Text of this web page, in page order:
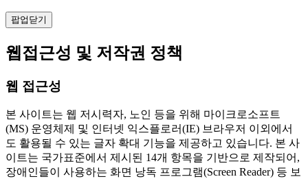
팝업닫기
웹접근성 및 저작권 정책
웹 접근성
본 사이트는 웹 저시력자, 노인 등을 위해 마이크로소프트
(MS) 운영체제 및 인터넷 익스플로러(IE) 브라우저 이외에서
도 활용될 수 있는 글자 확대 기능을 제공하고 있습니다. 본 사
이트는 국가표준에서 제시된 14개 항목을 기반으로 제작되어,
장애인들이 사용하는 화면 낭독 프로그램(Screen Reader) 등 보